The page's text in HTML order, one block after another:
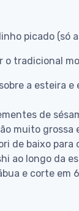
picado (só
o tradicional
a esteira
de
muito grossa
de baixo
ao longo da
e corte em